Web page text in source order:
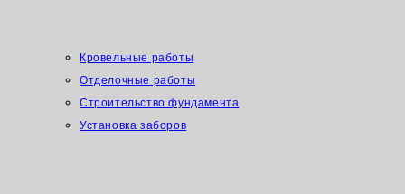
Кровельные работы
Отделочные работы
Строительство фундамента
Установка заборов